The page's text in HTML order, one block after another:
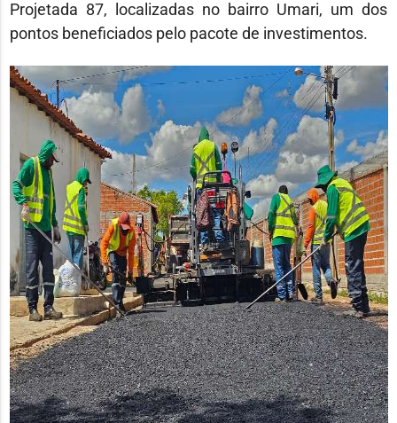
Projetada 87, localizadas no bairro Umari, um dos
pontos beneficiados pelo pacote de investimentos.